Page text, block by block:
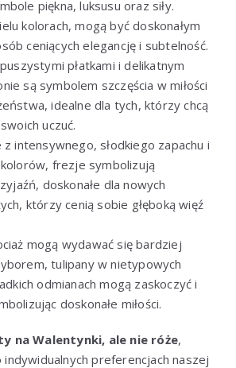
piękna, luksusu oraz siły.
kolorach, mogą być doskonałym
ceniących elegancję i subtelność.
płatkami i delikatnym
są symbolem szczęścia w miłości
idealne dla tych, którzy chcą
uczuć.
z intensywnego, słodkiego zapachu i
frezje symbolizują
doskonałe dla nowych
którzy cenią sobie głęboką więź
mogą wydawać się bardziej
tulipany w nietypowych
odmianach mogą zaskoczyć i
doskonałe miłości.
na Walentynki, ale nie róże,
preferencjach naszej